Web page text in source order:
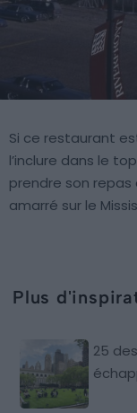
Si ce restaurant
l’inclure dans le
prendre son repas
amarré sur le
Plus
25